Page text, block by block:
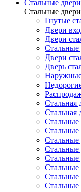
Стальные двери
Стальные двери
Гнутые
Двери
Двери
Стальные
Двери
Дверь
Наружные
Стальная
Стальная
Стальные
Стальные
Стальные
Стальные
Стальные
Стальные
Стальные